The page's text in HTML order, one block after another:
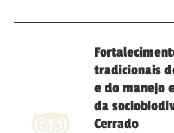
tradicionais
e do manejo
da
Cerrado